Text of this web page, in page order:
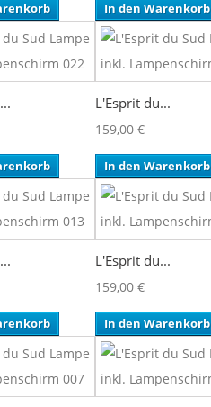
In den Warenkorb
L'Esprit du...
159,00 €
In den Warenkorb
L'Esprit du...
159,00 €
In den Warenkorb